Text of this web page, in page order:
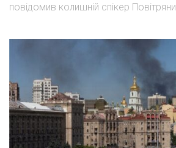
повідомив колишній спікер